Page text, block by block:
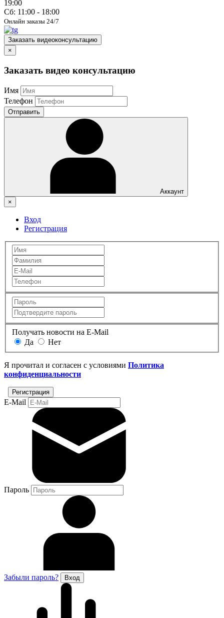
19:00
Сб: 11:00 - 18:00
Онлайн заказы 24/7
Заказать видеоконсультацию
×
Заказать видео консультацию
Имя
Телефон
Отправить
Аккаунт
×
Вход
Регистрация
Получать новости на E-Mail
Да
Нет
Я прочитал и согласен с условиями Политика
конфиденциальности
E-Mail
Пароль
Забыли пароль?